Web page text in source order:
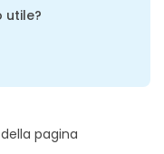
utile?
pagina